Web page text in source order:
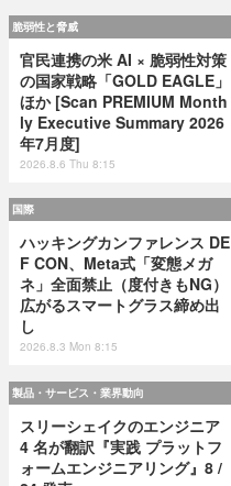
脆弱性と脅威
官民連携の米 AI × 脆弱性対策
の国家戦略「GOLD EAGLE」
ほか [Scan PREMIUM Month
ly Executive Summary 2026
年7月度]
2026.8.6 Thu 8:15
国際
ハッキングカンファレンス DE
F CON、Meta式「変態メガ
ネ」全面禁止（度付きもNG）
広がるスマートグラス締め出
し
2026.8.3 Mon 8:15
製品・サービス・業界動向
スリーシェイクのエンジニア
4 名が翻訳『実践 プラットフ
ォームエンジニアリング』8 /